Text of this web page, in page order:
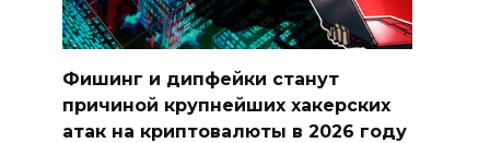
Фишинг и дипфейки станут
причиной крупнейших хакерских
атак на криптовалюты в 2026 году